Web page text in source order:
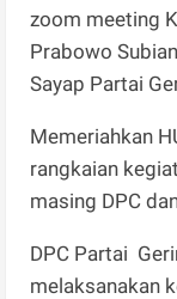
zoom meeting
Prabowo
Sayap Partai
Memeriahkan
rangkaian
masing DPC
DPC Partai
melaksanakan